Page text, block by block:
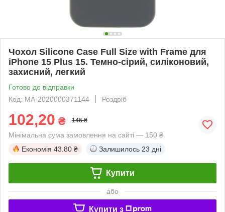
Чохол Silicone Case Full Size with Frame для
iPhone 15 Plus 15. Темно-сірий, силіконовий,
захисний, легкий
Готово до відправки
Код: MA-2020000371144
Роздріб
102,20 ₴ 146 ₴
Мінімальна сума замовлення на сайті — 150 ₴
Економія 43.80 ₴ Залишилось 23 дні
Купити
або
Купити з